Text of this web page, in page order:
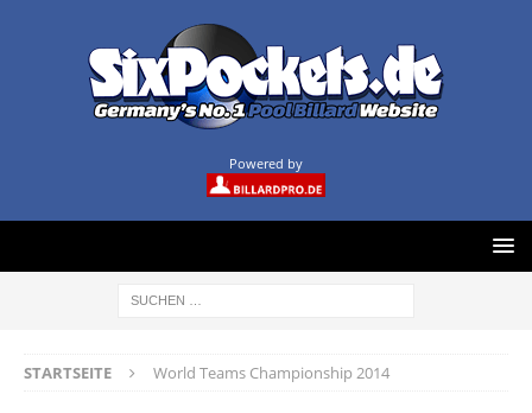
Powered by
STARTSEITE World Teams Championship 2014